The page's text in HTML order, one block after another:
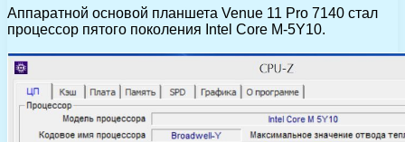
Аппаратной основой планшета Venue 11 Pro 7140 стал
процессор пятого поколения Intel Core M-5Y10.